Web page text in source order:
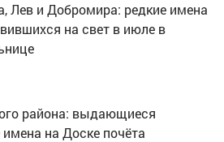
Лев и Добромира: редкие имена
на свет в июле в
района: выдающиеся
на Доске почёта